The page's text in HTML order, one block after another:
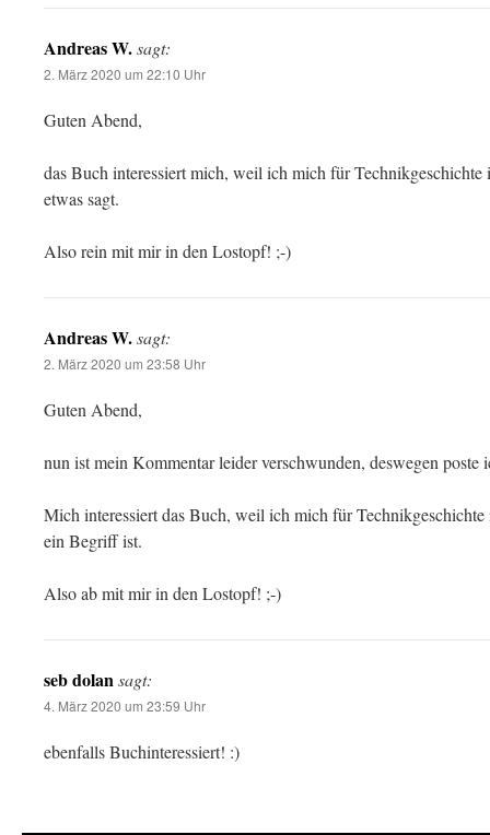
Andreas W.sagt:
2. März 2020 um 22:10 Uhr
Guten Abend,
das Buch interessiert mich, weil ich mich für
etwas sagt.
Also rein mit mir in den Lostopf! ;-)
Andreas W.sagt:
2. März 2020 um 23:58 Uhr
Guten Abend,
nun ist mein Kommentar leider verschwunden, deswegen poste
Mich interessiert das Buch, weil ich mich für
ein Begriff ist.
Also ab mit mir in den Lostopf! ;-)
seb dolansagt:
4. März 2020 um 23:59 Uhr
ebenfalls Buchinteressiert! :)